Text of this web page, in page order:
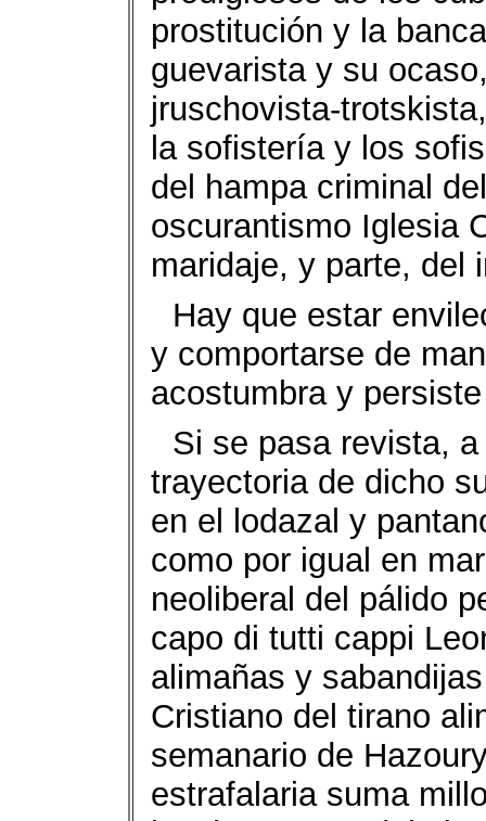
prostitución y la
guevarista y su
jruschovista-
la sofistería y los
del hampa criminal
oscurantismo Iglesia
maridaje, y parte, del
Hay que estar
y comportarse de
acostumbra y
Si se pasa revista,
trayectoria de dicho
en el lodazal y
como por igual en
neoliberal del pálido
capo di tutti cappi
alimañas y
Cristiano del tirano
semanario de
estrafalaria suma